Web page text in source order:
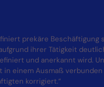
prekäre Beschäftigung
ihrer Tätigkeit
und anerkannt wird.
einem Ausmaß
korrigiert.“